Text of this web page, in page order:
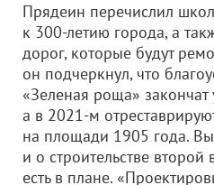
Прядеин перечислил
к 300-летию города, а
дорог, которые будут
он подчеркнул, что
«Зеленая роща» закончат
а в 2021-м
на площади 1905 года.
и о строительстве второй
есть в плане.